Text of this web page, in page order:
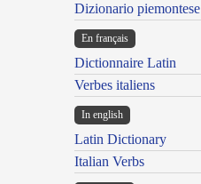
Dizionario piemontese
En français
Dictionnaire Latin
Verbes italiens
In english
Latin Dictionary
Italian Verbs